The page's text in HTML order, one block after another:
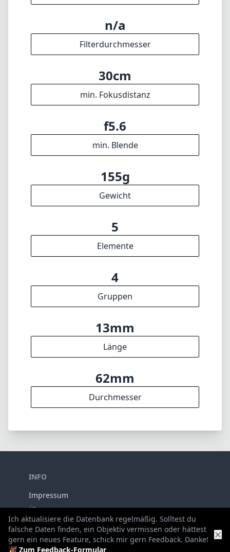
n/a
Filterdurchmesser
30cm
min. Fokusdistanz
f5.6
min. Blende
155g
Gewicht
5
Elemente
4
Gruppen
13mm
Länge
62mm
Durchmesser
INFO
Impressum
Über
DISCLAIMER
Ich aktualisiere die Datenbank regelmäßig. Solltest du
falsche Daten finden, ein Objektiv vermissen oder hättest
gern ein neues Feature, schick mir gern Feedback. Danke!
🎉 Zum Feedback-Formular
✕